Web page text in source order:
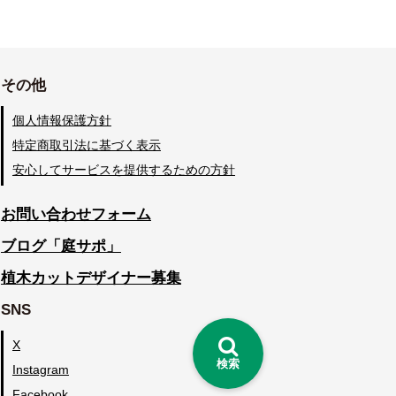
検索
その他
個人情報保護方針
特定商取引法に基づく表示
安心してサービスを提供するための方針
お問い合わせフォーム
ブログ「庭サポ」
植木カットデザイナー募集
SNS
X
Instagram